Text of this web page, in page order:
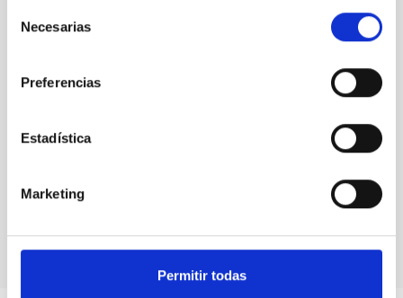
Necesarias
Preferencias
Estadística
Marketing
Permitir todas
Instrumento